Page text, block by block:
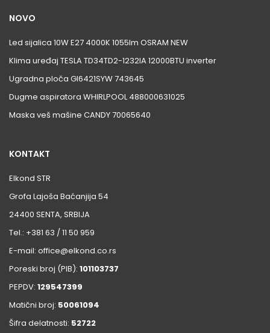
NOVO
Led sijalica 10W E27 4000K 1055lm OSRAM NEW
Klima uređaj TESLA TD34TD2-1232IA 12000BTU inverter
Ugradna ploča GI6421SYW 743645
Dugme aspiratora WHIRLPOOL 488000631025
Maska veš mašine CANDY 70065640
KONTAKT
Elkond STR
Grofa Lajoša Baćanjija 54
24400 SENTA, SRBIJA
Tel.: +381 63 / 11 50 959
E-mail: office@elkond.co.rs
Poreski broj (PIB): 101103737
PEPDV: 129547399
Matični broj: 50061094
Šifra delatnosti: 52722